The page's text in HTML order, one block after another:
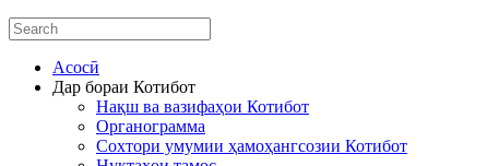
Асосӣ
Дар бораи Котибот
Нақш ва вазифаҳои Котибот
Органограмма
Сохтори умумии ҳамоҳангсозии Котибот